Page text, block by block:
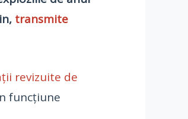
transmite
revizuite de
funcțiune